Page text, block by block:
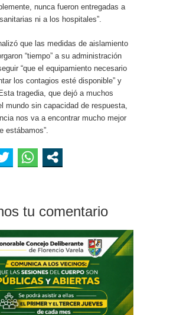
nunca fueron entregadas a
ni a los hospitales”.
que las medidas de aislamiento
“tiempo” a su administración
“que el equipamiento necesario
los contagios esté disponible” y
tragedia, que dejó a muchos
mundo sin capacidad de respuesta,
nos va a encontrar mucho mejor
estábamos”.
tu comentario